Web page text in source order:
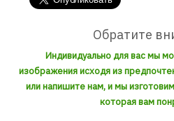
Обратите
Индивидуально для вас мы
изображения исходя из
или напишите нам, и мы
которая вам